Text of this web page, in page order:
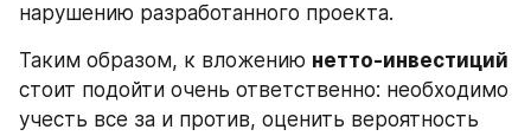
нарушению разработанного проекта.
Таким образом, к вложению
стоит подойти очень ответственно: необходимо
учесть все за и против, оценить вероятность